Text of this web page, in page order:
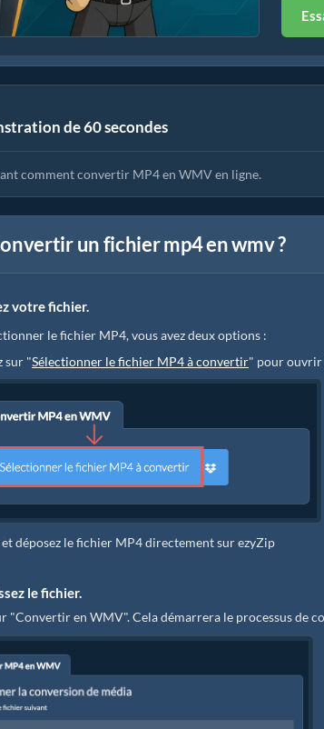
de 60 secondes
en WMV (Guide simple)
comment convertir MP4 en WMV en ligne.
un fichier mp4 en wmv ?
votre fichier.
le fichier MP4, vous avez deux options :
sur "Sélectionner le fichier MP4 à convertir" pour ouvrir
et déposez le fichier MP4 directement sur ezyZip
le fichier.
"Convertir en WMV". Cela démarrera le processus de